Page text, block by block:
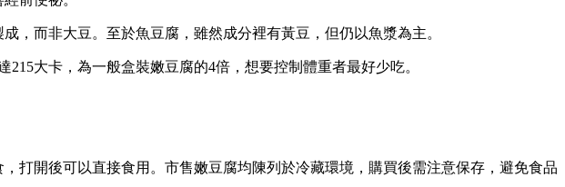
，而非大豆。至於魚豆腐，雖然成分裡有黃豆，但仍以魚漿為主。
大卡，為一般盒裝嫩豆腐的4倍，想要控制體重者最好少吃。
打開後可以直接食用。市售嫩豆腐均陳列於冷藏環境，購買後需注意保存，避免食品